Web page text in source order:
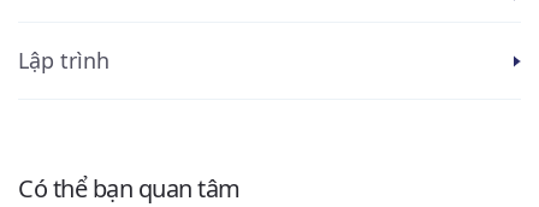
Lập trình
Có thể bạn quan tâm